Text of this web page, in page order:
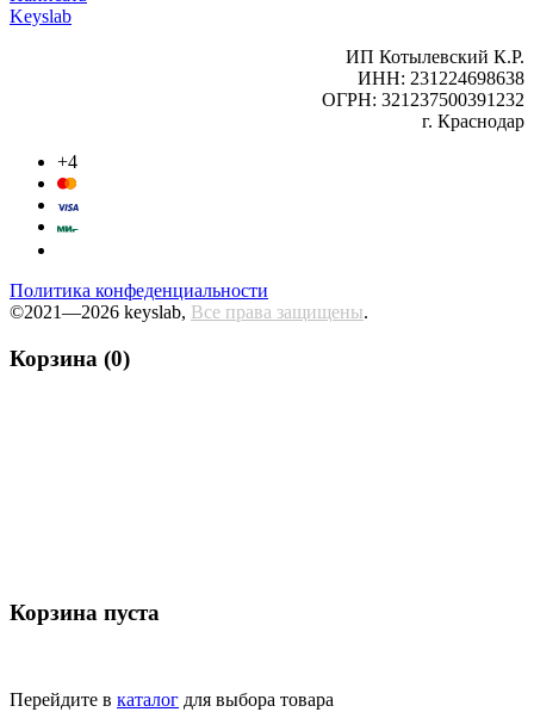
Keyslab
ИП Котылевский К.Р.
ИНН: 231224698638
ОГРН: 321237500391232
г. Краснодар
+4
Политика конфеденциальности
©2021—2026 keyslab, Все права защищены.
Корзина (0)
Корзина пуста
Перейдите в каталог для выбора товара